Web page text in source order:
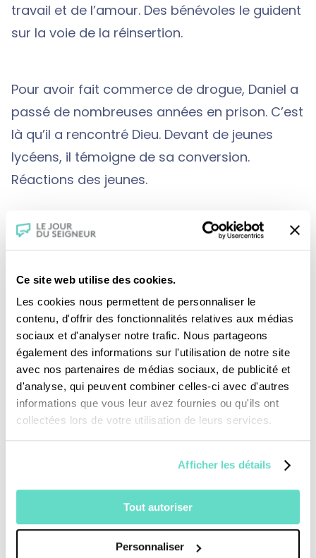
Ce site web utilise des cookies.
Les cookies nous permettent de personnaliser le
contenu, d'offrir des fonctionnalités relatives aux médias
sociaux et d'analyser notre trafic. Nous partageons
également des informations sur l'utilisation de notre site
avec nos partenaires de médias sociaux, de publicité et
d'analyse, qui peuvent combiner celles-ci avec d'autres
informations que vous leur avez fournies ou qu'ils ont
collectées lors de votre utilisation de leurs services.
Afficher les détails
Tout autoriser
Personnaliser
travail et de l’amour. Des bénévoles le guident
sur la voie de la réinsertion.
Pour avoir fait commerce de drogue, Daniel a
passé de nombreuses années en prison. C’est
là qu’il a rencontré Dieu. Devant de jeunes
lycéens, il témoigne de sa conversion.
Réactions des jeunes.
Luc participe au pèlerinage de Chartres
Larron. Ancien détenu soutenu par Dany à sa
sortie de prison, il raconte les grâces qu’il a
reçues et elle parle du rôle de l’annonce de la
Parole auprès des prisonniers.
La Fraternité du Bon Larron vient en
pèlerinage au sanctuaire Notre-Dame de
pour les prisonniers défunts y est inaugurée.
Une nouvelle mission pour l’association.